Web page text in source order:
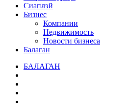
Сиаплэй
Бизнес
Компании
Недвижимость
Новости бизнеса
Балаган
БАЛАГАН